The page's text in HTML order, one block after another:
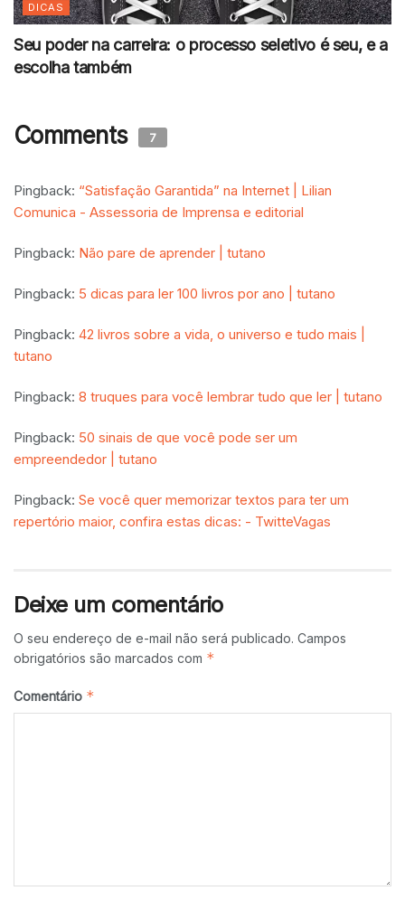
DICAS
Seu poder na carreira: o processo seletivo é seu, e a
escolha também
Comments 7
Pingback: “Satisfação Garantida” na Internet | Lilian
Comunica - Assessoria de Imprensa e editorial
Pingback: Não pare de aprender | tutano
Pingback: 5 dicas para ler 100 livros por ano | tutano
Pingback: 42 livros sobre a vida, o universo e tudo mais |
tutano
Pingback: 8 truques para você lembrar tudo que ler | tutano
Pingback: 50 sinais de que você pode ser um
empreendedor | tutano
Pingback: Se você quer memorizar textos para ter um
repertório maior, confira estas dicas: - TwitteVagas
Deixe um comentário
O seu endereço de e-mail não será publicado. Campos
obrigatórios são marcados com *
Comentário *